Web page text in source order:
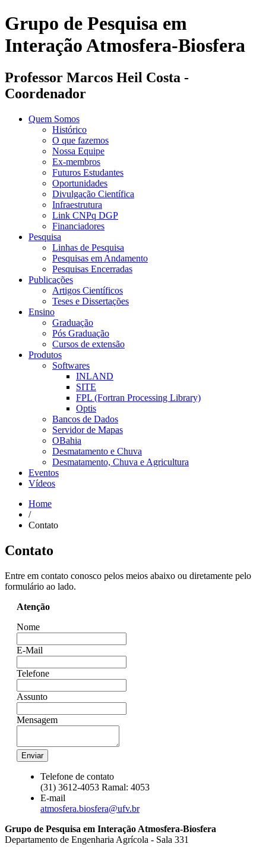
Grupo de Pesquisa em
Interação Atmosfera-Biosfera
Professor Marcos Heil Costa -
Coordenador
Quem Somos
Histórico
O que fazemos
Nossa Equipe
Ex-membros
Futuros Estudantes
Oportunidades
Divulgação Científica
Infraestrutura
Link CNPq DGP
Financiadores
Pesquisa
Linhas de Pesquisa
Pesquisas em Andamento
Pesquisas Encerradas
Publicações
Artigos Científicos
Teses e Dissertações
Ensino
Graduação
Pós Graduação
Cursos de extensão
Produtos
Softwares
INLAND
SITE
FPL (Fortran Processing Library)
Optis
Bancos de Dados
Servidor de Mapas
OBahia
Desmatamento e Chuva
Desmatamento, Chuva e Agricultura
Eventos
Vídeos
Home
/
Contato
Contato
Entre em contato conosco pelos meios abaixo ou diretamente pelo
formulário ao lado.
Atenção
Nome
E-Mail
Telefone
Assunto
Mensagem
Enviar
Telefone de contato
(31) 3612-4053 Ramal: 4053
E-mail
atmosfera.biosfera@ufv.br
Grupo de Pesquisa em Interação Atmosfera-Biosfera
Departamento de Engenharia Agrícola - Sala 331